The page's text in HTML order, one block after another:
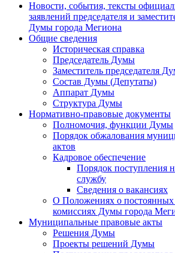
Новости, события, тексты
заявлений председателя и
Думы города Мегиона
Общие сведения
Историческая справка
Председатель Думы
Заместитель председателя
Состав Думы (Депутаты)
Аппарат Думы
Структура Думы
Нормативно-правовые документы
Полномочия, функции Думы
Порядок обжалования
актов
Кадровое обеспечение
Порядок поступления
службу
Сведения о вакансиях
О Положениях о постоянных
комиссиях Думы города
Муниципальные правовые акты
Решения Думы
Проекты решений Думы